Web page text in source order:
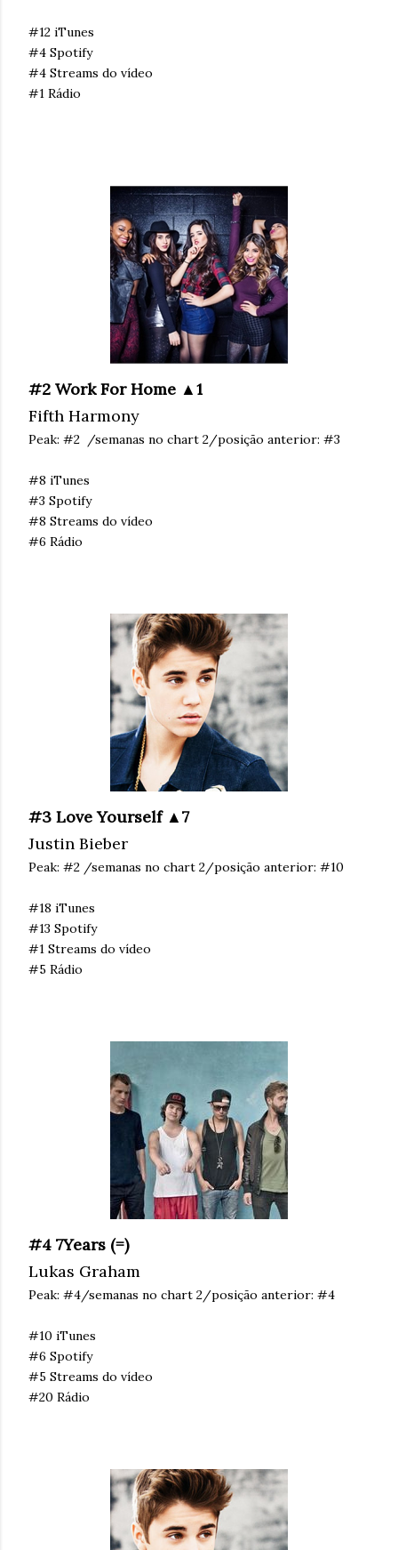
#12 iTunes
#4 Spotify
#4 Streams do vídeo
#1 Rádio
#2 Work For Home ▲1
Fifth Harmony
Peak: #2 /semanas no chart 2/posição anterior: #3
#8 iTunes
#3 Spotify
#8 Streams do vídeo
#6 Rádio
#3 Love Yourself ▲7
Justin Bieber
Peak: #2 /semanas no chart 2/posição anterior: #10
#18 iTunes
#13 Spotify
#1 Streams do vídeo
#5 Rádio
#4 7Years (=)
Lukas Graham
Peak: #4/semanas no chart 2/posição anterior: #4
#10 iTunes
#6 Spotify
#5 Streams do vídeo
#20 Rádio